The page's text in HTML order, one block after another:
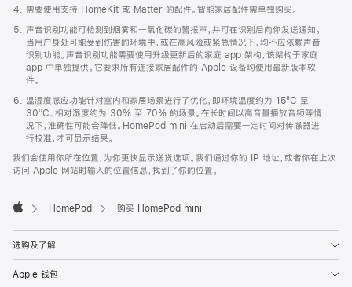
需要使用支持 HomeKit 或 Matter 的配件。智能家居配件需单独购买。
声音识别功能可检测到烟雾和一氧化碳的警报声，并可在识别后向你发送通知。
当用户身处可能受到伤害的环境中，或在高风险或紧急情况下，均不应依赖声音
识别功能。声音识别功能需要使用升级更新后的家庭 app 架构，该架构于家庭
app 中单独提供。它要求所有连接家居配件的 Apple 设备均使用最新版本软
件。
温湿度感应功能针对室内和家居场景进行了优化，即环境温度约为 15ºC 至
30ºC、相对湿度约为 30% 至 70% 的场景。在长时间以高音量播放音频等情
况下，准确性可能会降低。HomePod mini 在启动后需要一定时间对传感器进
行校准，才可显示结果。
我们会使用你所在位置，为你更快显示送货选项。我们通过你的 IP 地址，或者你在上次
访问 Apple 网站时输入的位置信息，找到了你的位置。
HomePod 购买 HomePod mini
选购及了解
Apple 钱包